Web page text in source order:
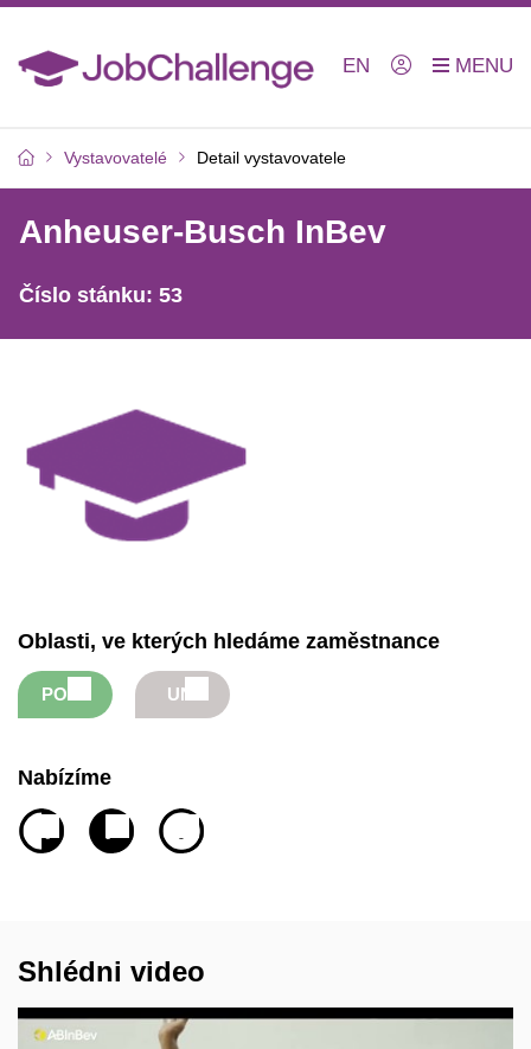
EN
Vystavovatelé Detail vystavovatele
Anheuser-Busch InBev
Číslo stánku: 53
Oblasti, ve kterých hledáme zaměstnance
POZE UNI
Nabízíme
PART-
INSTITUCE
NABÍZÍ
FULL-
HLAVNÍ
PRACOVNÍ
INTERNSHIP
Shlédni video